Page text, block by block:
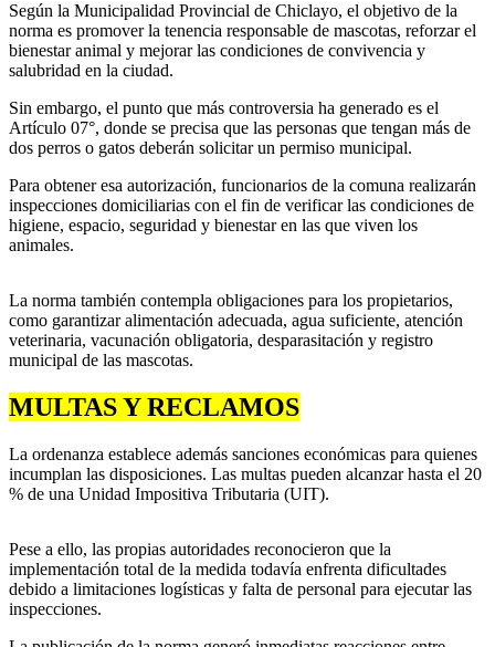
Según la Municipalidad Provincial de Chiclayo, el objetivo de la
norma es promover la tenencia responsable de mascotas, reforzar el
bienestar animal y mejorar las condiciones de convivencia y
salubridad en la ciudad.
Sin embargo, el punto que más controversia ha generado es el
Artículo 07°, donde se precisa que las personas que tengan más de
dos perros o gatos deberán solicitar un permiso municipal.
Para obtener esa autorización, funcionarios de la comuna realizarán
inspecciones domiciliarias con el fin de verificar las condiciones de
higiene, espacio, seguridad y bienestar en las que viven los
animales.
La norma también contempla obligaciones para los propietarios,
como garantizar alimentación adecuada, agua suficiente, atención
veterinaria, vacunación obligatoria, desparasitación y registro
municipal de las mascotas.
MULTAS Y RECLAMOS
La ordenanza establece además sanciones económicas para quienes
incumplan las disposiciones. Las multas pueden alcanzar hasta el 20
% de una Unidad Impositiva Tributaria (UIT).
Pese a ello, las propias autoridades reconocieron que la
implementación total de la medida todavía enfrenta dificultades
debido a limitaciones logísticas y falta de personal para ejecutar las
inspecciones.